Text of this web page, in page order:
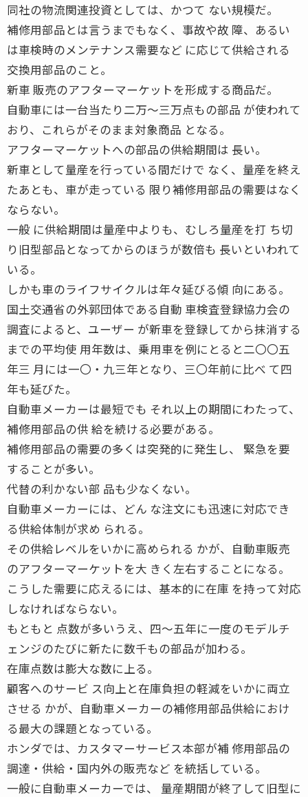
同社の物流関連投資としては、かつて ない規模だ。
補修用部品とは言うまでもなく、事故や故 障、あるい
は車検時のメンテナンス需要など に応じて供給される
交換用部品のこと。
新車 販売のアフターマーケットを形成する商品だ。
自動車には一台当たり二万〜三万点もの部品 が使われて
おり、これらがそのまま対象商品 となる。
アフターマーケットへの部品の供給期間は 長い。
新車として量産を行っている間だけで なく、量産を終え
たあとも、車が走っている 限り補修用部品の需要はなく
ならない。
一般 に供給期間は量産中よりも、むしろ量産を打 ち切
り旧型部品となってからのほうが数倍も 長いといわれて
いる。
しかも車のライフサイクルは年々延びる傾 向にある。
国土交通省の外郭団体である自動 車検査登録協力会の
調査によると、ユーザー が新車を登録してから抹消する
までの平均使 用年数は、乗用車を例にとると二〇〇五
年三 月には一〇・九三年となり、三〇年前に比べ て四
年も延びた。
自動車メーカーは最短でも それ以上の期間にわたって、
補修用部品の供 給を続ける必要がある。
補修用部品の需要の多くは突発的に発生し、 緊急を要
することが多い。
代替の利かない部 品も少なくない。
自動車メーカーには、どん な注文にも迅速に対応でき
る供給体制が求め られる。
その供給レベルをいかに高められる かが、自動車販売
のアフターマーケットを大 きく左右することになる。
こうした需要に応えるには、基本的に在庫 を持って対応
しなければならない。
もともと 点数が多いうえ、四〜五年に一度のモデルチ
ェンジのたびに新たに数千もの部品が加わる。
在庫点数は膨大な数に上る。
顧客へのサービ ス向上と在庫負担の軽減をいかに両立
させる かが、自動車メーカーの補修用部品供給におけ
る最大の課題となっている。
ホンダでは、カスタマーサービス本部が補 修用部品の
調達・供給・国内外の販売など を統括している。
一般に自動車メーカーでは、 量産期間が終了して旧型に